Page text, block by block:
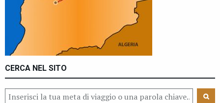
CERCA NEL SITO